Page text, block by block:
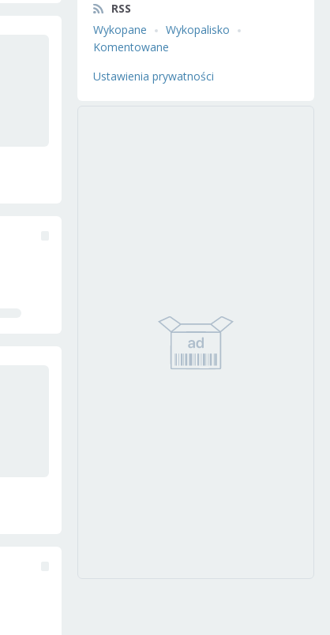
RSS
Wykopane
Wykopalisko
Komentowane
Ustawienia prywatności